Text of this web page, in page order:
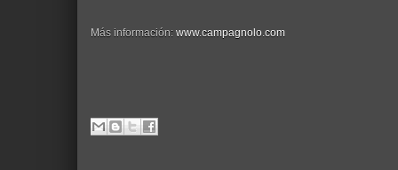
Más información: www.campagnolo.com